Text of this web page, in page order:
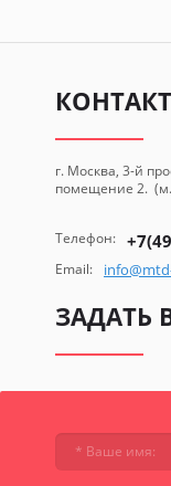
г. Москва, 3-й
помещение 2.
Телефон:
Email:
ЗАДАТЬ